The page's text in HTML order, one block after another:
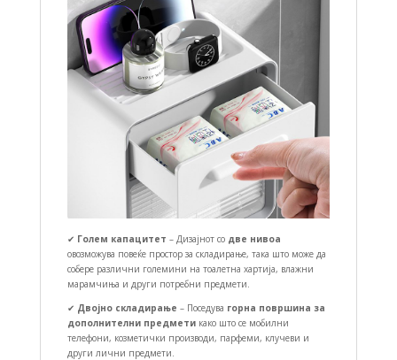
✔ Голем капацитет – Дизајнот со две нивоа
овозможува повеќе простор за складирање, така што може да
собере различни големини на тоалетна хартија, влажни
марамчиња и други потребни предмети.
✔ Двојно складирање – Поседува горна површина за
дополнителни предметикако што се мобилни
телефони, козметички производи, парфеми, клучеви и
други лични предмети.